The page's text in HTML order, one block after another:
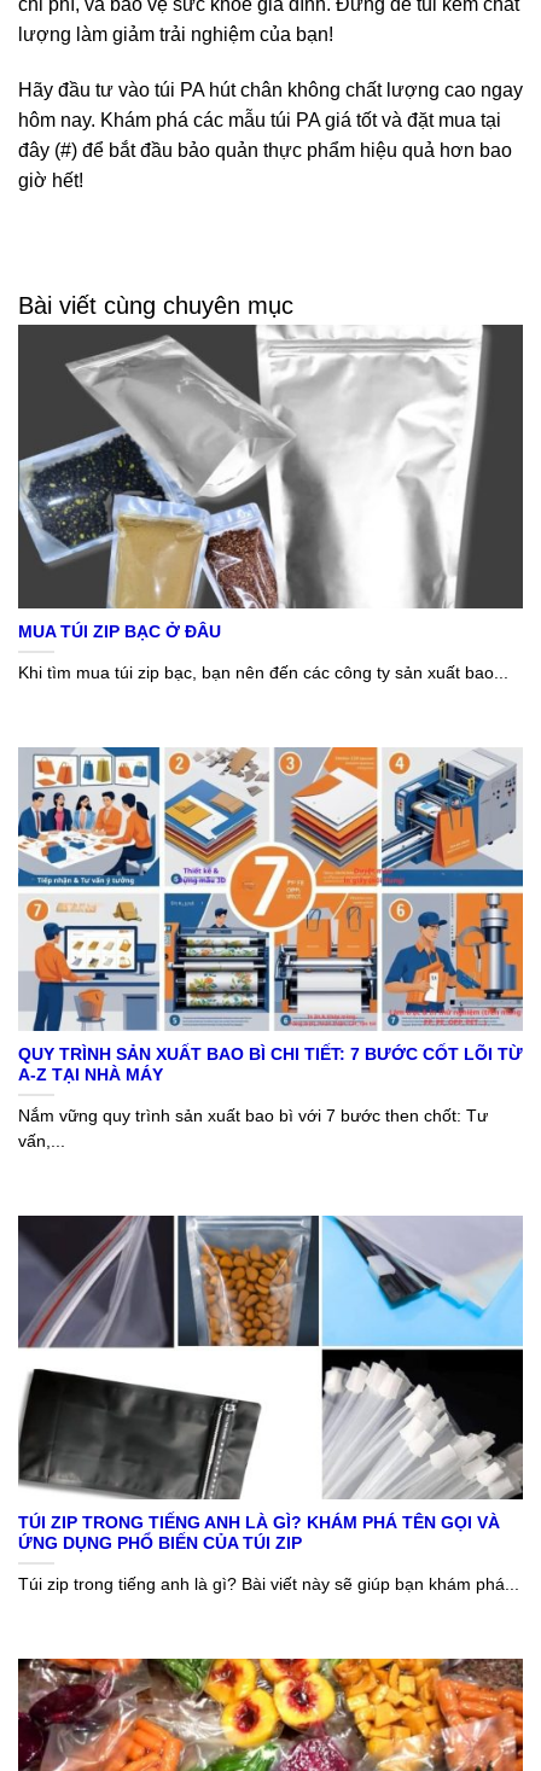
chi phí, và bảo vệ sức khỏe gia đình. Đừng để túi kém chất
lượng làm giảm trải nghiệm của bạn!
Hãy đầu tư vào túi PA hút chân không chất lượng cao ngay
hôm nay. Khám phá các mẫu túi PA giá tốt và đặt mua tại
đây (#) để bắt đầu bảo quản thực phẩm hiệu quả hơn bao
giờ hết!
Bài viết cùng chuyên mục
MUA TÚI ZIP BẠC Ở ĐÂU
Khi tìm mua túi zip bạc, bạn nên đến các công ty sản xuất bao...
QUY TRÌNH SẢN XUẤT BAO BÌ CHI TIẾT: 7 BƯỚC CỐT LÕI TỪ
A-Z TẠI NHÀ MÁY
Nắm vững quy trình sản xuất bao bì với 7 bước then chốt: Tư
vấn,...
TÚI ZIP TRONG TIẾNG ANH LÀ GÌ? KHÁM PHÁ TÊN GỌI VÀ
ỨNG DỤNG PHỔ BIẾN CỦA TÚI ZIP
Túi zip trong tiếng anh là gì? Bài viết này sẽ giúp bạn khám phá...